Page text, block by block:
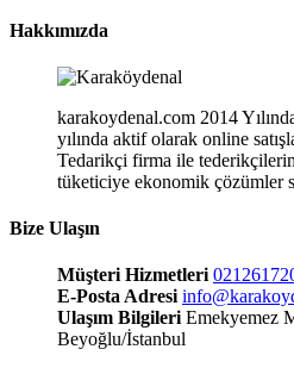
Hakkımızda
karakoydenal.com 2014
yılında aktif olarak online
Tedarikçi firma ile
tüketiciye ekonomik çözümler
Bize Ulaşın
Müşteri Hizmetleri
E-Posta Adresi
Ulaşım Bilgileri Emekyemez
Beyoğlu/İstanbul